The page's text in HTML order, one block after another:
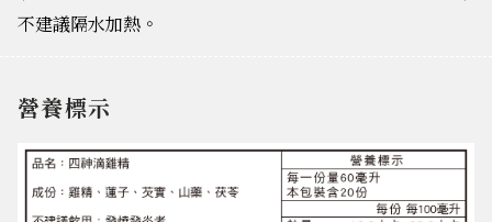
不建議隔水加熱。
營養標示